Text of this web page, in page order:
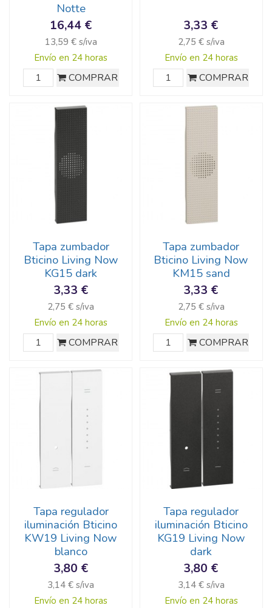
Notte
16,44 €
13,59 € s/iva
Envío en 24 horas
COMPRAR
3,33 €
2,75 € s/iva
Envío en 24 horas
COMPRAR
Tapa zumbador
Bticino Living Now
KG15 dark
3,33 €
2,75 € s/iva
Envío en 24 horas
COMPRAR
Tapa zumbador
Bticino Living Now
KM15 sand
3,33 €
2,75 € s/iva
Envío en 24 horas
COMPRAR
Tapa regulador
iluminación Bticino
KW19 Living Now
blanco
3,80 €
3,14 € s/iva
Envío en 24 horas
Tapa regulador
iluminación Bticino
KG19 Living Now
dark
3,80 €
3,14 € s/iva
Envío en 24 horas